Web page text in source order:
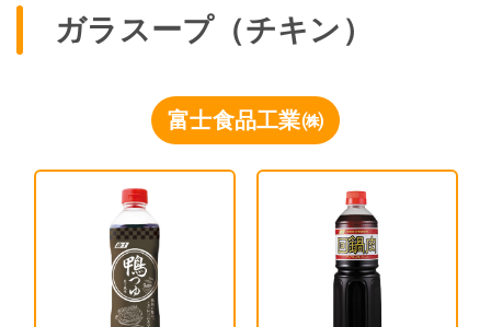
ガラスープ（チキン）
富士食品工業㈱